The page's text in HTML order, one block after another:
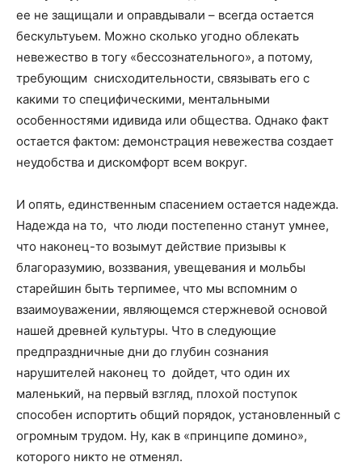
ее не защищали и оправдывали – всегда остается
бескультуьем. Можно сколько угодно облекать
невежество в тогу «бессознательного», а потому,
требующим снисходительности, связывать его с
какими то специфическими, ментальными
особенностями идивида или общества. Однако факт
остается фактом: демонстрация невежества создает
неудобства и дискомфорт всем вокруг.
И опять, единственным спасением остается надежда.
Надежда на то, что люди постепенно станут умнее,
что наконец-то возымут действие призывы к
благоразумию, воззвания, увещевания и мольбы
старейшин быть терпимее, что мы вспомним о
взаимоуважении, являющемся стержневой основой
нашей древней культуры. Что в следующие
предпраздничные дни до глубин сознания
нарушителей наконец то дойдет, что один их
маленький, на первый взгляд, плохой поступок
способен испортить общий порядок, установленный с
огромным трудом. Ну, как в «принципе домино»,
которого никто не отменял.